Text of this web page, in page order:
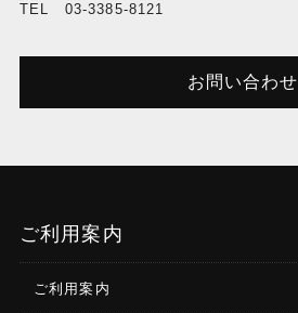
TEL 03-3385-8121
お問い合わせ
ご利用案内
ご利用案内